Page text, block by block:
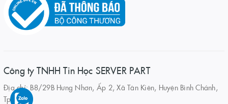
Công ty TNHH Tin Học SERVER PART
Địa chỉ: B8/29B Hưng Nhơn, Ấp 2, Xã Tân Kiên, Huyện Bình Chánh,
Tp.HCM